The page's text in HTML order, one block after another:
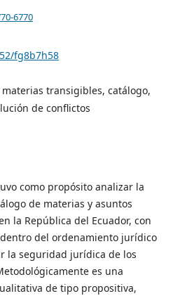
6770
fg8b7h58
transigibles, catálogo,
de conflictos
como propósito analizar la
de materias y asuntos
la República del Ecuador, con
del ordenamiento jurídico
la seguridad jurídica de los
es una
de tipo propositiva,